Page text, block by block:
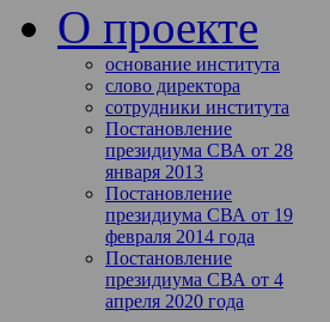
О проекте
основание института
слово директора
сотрудники института
Постановление
президиума СВА от 28
января 2013
Постановление
президиума СВА от 19
февраля 2014 года
Постановление
президиума СВА от 4
апреля 2020 года